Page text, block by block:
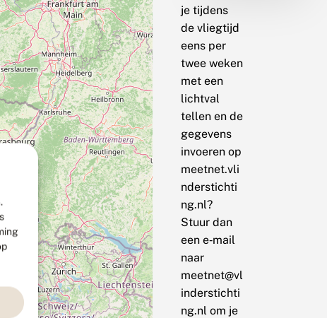
je tijdens
de vliegtijd
eens per
twee weken
met een
lichtval
tellen en de
gegevens
invoeren op
meetnet.vli
nderstichti
ng.nl?
Stuur dan
een e‑mail
naar
meetnet@vl
inderstichti
ng.nl om je